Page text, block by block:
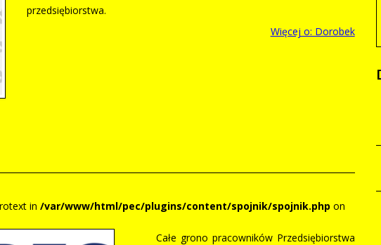
przedsiębiorstwa.
Więcej o: Dorobek
in /var/www/html/pec/plugins/content/spojnik/spojnik.php on
Całe grono pracowników Przedsiębiorstwa